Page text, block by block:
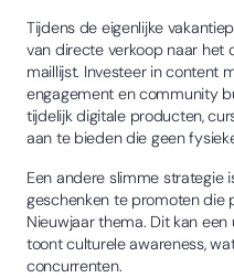
Tijdens de eigenlijke
van directe verkoop naar het
maillijst. Investeer in content
engagement en community
tijdelijk digitale producten,
aan te bieden die geen
Een andere slimme strategie
geschenken te promoten die
Nieuwjaar thema. Dit kan
toont culturele awareness,
concurrenten.